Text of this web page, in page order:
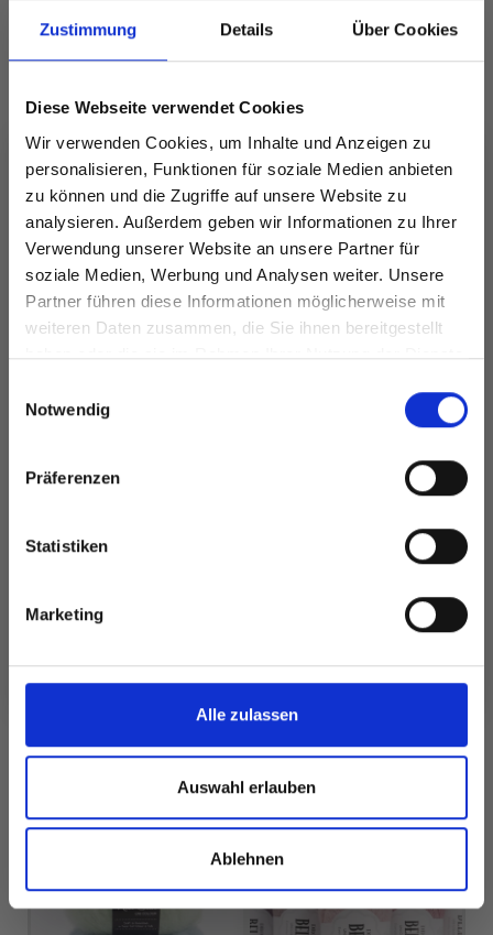
Zustimmung Details Über Cookies
Diese Webseite verwendet Cookies
Wir verwenden Cookies, um Inhalte und Anzeigen zu
personalisieren, Funktionen für soziale Medien anbieten
zu können und die Zugriffe auf unsere Website zu
analysieren. Außerdem geben wir Informationen zu Ihrer
Verwendung unserer Website an unsere Partner für
soziale Medien, Werbung und Analysen weiter. Unsere
Partner führen diese Informationen möglicherweise mit
weiteren Daten zusammen, die Sie ihnen bereitgestellt
haben oder die sie im Rahmen Ihrer Nutzung der Dienste
Notwendig
Präferenzen
Statistiken
Marketing
Alle zulassen
Auswahl erlauben
Ablehnen
LINDEHOBBY
COTTON
31/08/2026
ansehen
267-31 ROSE CLOUD
SWEATER BY DROPS
EUR 15.50
ansehen
FÜR SIE EMPFOHLEN
Spare bis zu 50%
und erhalte exklusiven Zugang zu